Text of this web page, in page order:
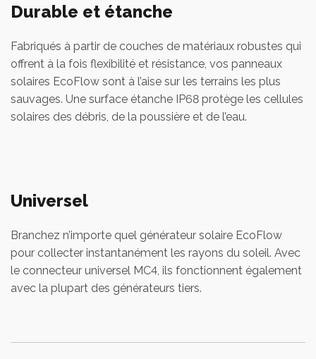
Durable et étanche
Fabriqués à partir de couches de matériaux robustes qui
offrent à la fois flexibilité et résistance, vos panneaux
solaires EcoFlow sont à l’aise sur les terrains les plus
sauvages. Une surface étanche IP68 protège les cellules
solaires des débris, de la poussière et de l’eau.
Universel
Branchez n’importe quel générateur solaire EcoFlow
pour collecter instantanément les rayons du soleil. Avec
le connecteur universel MC4, ils fonctionnent également
avec la plupart des générateurs tiers.